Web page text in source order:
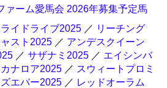
ァーム愛馬会 2026年募集予定馬
イドライブ2025 ／ リーチング
スト2025 ／ アンデスクイーン
／ サザナミ2025 ／ エイシンバ
ナロア2025 ／ スウィートプロミ
エバー2025 ／ レッドオーラム